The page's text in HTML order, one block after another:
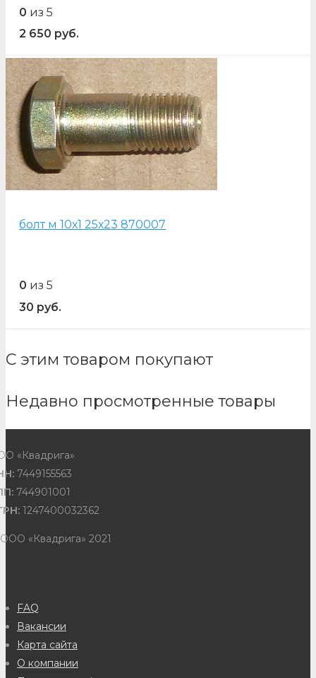
0 из 5
2 650 руб.
болт м 10х1 25х23 870007
0 из 5
30 руб.
С этим товаром покупают
Недавно просмотренные товары
«Квадрига»
7449155563
744901001
1247400032362
«Квадрига» 2021
FAQ
Вакансии
Карта сайта
О компании